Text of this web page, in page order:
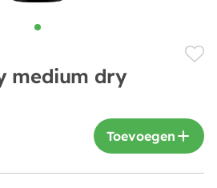
medium dry
Toevoegen